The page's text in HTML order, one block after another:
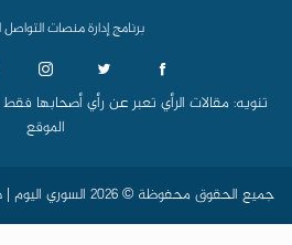
برنامج إدارة منصات
تنويه: مقالات الرأي تعبر عن رأي أصحابها
الموقع
جميع الحقوق محفوظة © 2026 السوري اليوم | صنع بـ